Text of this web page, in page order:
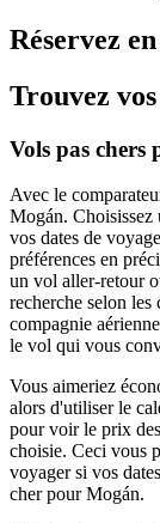
Réservez
Trouvez
Vols pas chers
Avec le
Mogán. Choisissez
vos dates de
préférences en
un vol aller-retour
recherche selon
compagnie
le vol qui vous
Vous aimeriez
alors d'utiliser le
pour voir le prix
choisie. Ceci vous
voyager si vos
cher pour Mogán.